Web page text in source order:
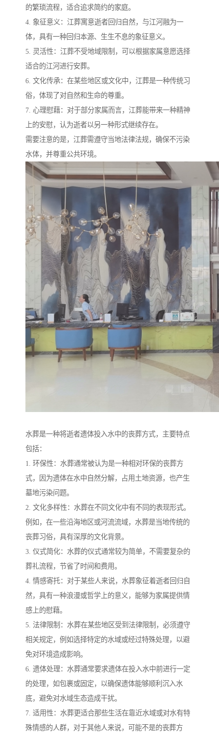
的繁琐流程，适合追求简约的家庭。
4. 象征意义：江葬寓意逝者回归自然，与江河融为一
体，具有一种回归本源、生生不息的象征意义。
5. 灵活性：江葬不受地域限制，可以根据家属意愿选择
适合的江河进行安葬。
6. 文化传承：在某些地区或文化中，江葬是一种传统习
俗，体现了对自然和生命的尊重。
7. 心理慰藉：对于部分家属而言，江葬能带来一种精神
上的安慰，认为逝者以另一种形式继续存在。
需要注意的是，江葬需遵守当地法律法规，确保不污染
水体，并尊重公共环境。
水葬是一种将逝者遗体投入水中的丧葬方式，主要特点
包括：
1. 环保性：水葬通常被认为是一种相对环保的丧葬方
式，因为遗体在水中自然分解，占用土地资源，也产生
墓地污染问题。
2. 文化多样性：水葬在不同文化中有不同的表现形式。
例如，在一些沿海地区或河流流域，水葬是当地传统的
丧葬习俗，具有深厚的文化背景。
3. 仪式简化：水葬的仪式通常较为简单，不需要复杂的
葬礼流程，节省了时间和费用。
4. 情感寄托：对于某些人来说，水葬象征着逝者回归自
然，具有一种浪漫或哲学上的意义，能够为家属提供情
感上的慰藉。
5. 法律限制：水葬在某些地区受到法律限制，必须遵守
相关规定，例如选择特定的水域或经过特殊处理，以避
免对环境造成影响。
6. 遗体处理：水葬通常要求遗体在投入水中前进行一定
的处理，如包裹或固定，以确保遗体能够顺利沉入水
底，避免对水域生态造成干扰。
7. 适用性：水葬更适合那些生活在靠近水域或对水有特
殊情感的人群，对于其他人来说，可能不是的丧葬方